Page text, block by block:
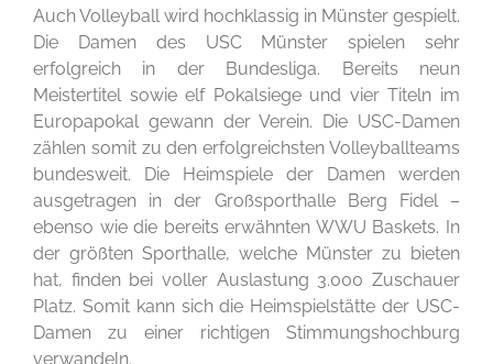
Auch Volleyball wird hochklassig in Münster gespielt.
Die Damen des USC Münster spielen sehr
erfolgreich in der Bundesliga. Bereits neun
Meistertitel sowie elf Pokalsiege und vier Titeln im
Europapokal gewann der Verein. Die USC-Damen
zählen somit zu den erfolgreichsten Volleyballteams
bundesweit. Die Heimspiele der Damen werden
ausgetragen in der Großsporthalle Berg Fidel –
ebenso wie die bereits erwähnten WWU Baskets. In
der größten Sporthalle, welche Münster zu bieten
hat, finden bei voller Auslastung 3.000 Zuschauer
Platz. Somit kann sich die Heimspielstätte der USC-
Damen zu einer richtigen Stimmungshochburg
verwandeln.